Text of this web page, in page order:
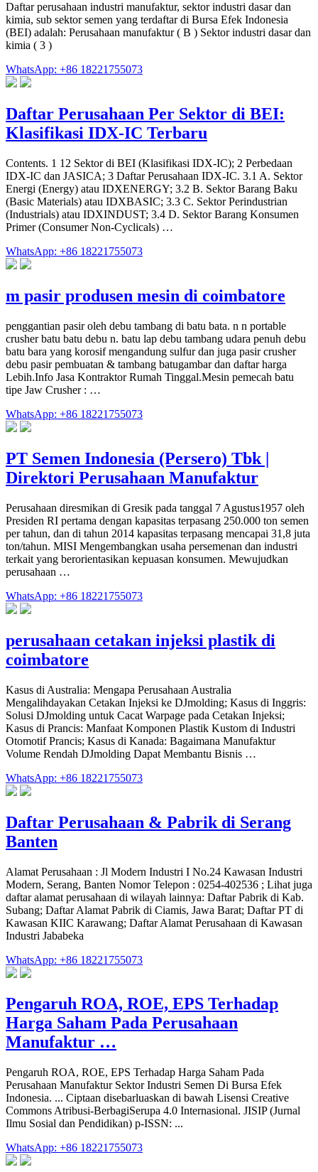
Daftar perusahaan industri manufaktur, sektor industri dasar dan
kimia, sub sektor semen yang terdaftar di Bursa Efek Indonesia
(BEI) adalah: Perusahaan manufaktur ( B ) Sektor industri dasar dan
kimia ( 3 )
WhatsApp: +86 18221755073
Daftar Perusahaan Per Sektor di BEI:
Klasifikasi IDX-IC Terbaru
Contents. 1 12 Sektor di BEI (Klasifikasi IDX-IC); 2 Perbedaan
IDX-IC dan JASICA; 3 Daftar Perusahaan IDX-IC. 3.1 A. Sektor
Energi (Energy) atau IDXENERGY; 3.2 B. Sektor Barang Baku
(Basic Materials) atau IDXBASIC; 3.3 C. Sektor Perindustrian
(Industrials) atau IDXINDUST; 3.4 D. Sektor Barang Konsumen
Primer (Consumer Non-Cyclicals) …
WhatsApp: +86 18221755073
m pasir produsen mesin di coimbatore
penggantian pasir oleh debu tambang di batu bata. n n portable
crusher batu batu debu n. batu lap debu tambang udara penuh debu
batu bara yang korosif mengandung sulfur dan juga pasir crusher
debu pasir pembuatan & tambang batugambar dan daftar harga
Lebih.Info Jasa Kontraktor Rumah Tinggal.Mesin pemecah batu
tipe Jaw Crusher : …
WhatsApp: +86 18221755073
PT Semen Indonesia (Persero) Tbk |
Direktori Perusahaan Manufaktur
Perusahaan diresmikan di Gresik pada tanggal 7 Agustus1957 oleh
Presiden RI pertama dengan kapasitas terpasang 250.000 ton semen
per tahun, dan di tahun 2014 kapasitas terpasang mencapai 31,8 juta
ton/tahun. MISI Mengembangkan usaha persemenan dan industri
terkait yang berorientasikan kepuasan konsumen. Mewujudkan
perusahaan …
WhatsApp: +86 18221755073
perusahaan cetakan injeksi plastik di
coimbatore
Kasus di Australia: Mengapa Perusahaan Australia
Mengalihdayakan Cetakan Injeksi ke DJmolding; Kasus di Inggris:
Solusi DJmolding untuk Cacat Warpage pada Cetakan Injeksi;
Kasus di Prancis: Manfaat Komponen Plastik Kustom di Industri
Otomotif Prancis; Kasus di Kanada: Bagaimana Manufaktur
Volume Rendah DJmolding Dapat Membantu Bisnis …
WhatsApp: +86 18221755073
Daftar Perusahaan & Pabrik di Serang
Banten
Alamat Perusahaan : Jl Modern Industri I No.24 Kawasan Industri
Modern, Serang, Banten Nomor Telepon : 0254-402536 ; Lihat juga
daftar alamat perusahaan di wilayah lainnya: Daftar Pabrik di Kab.
Subang; Daftar Alamat Pabrik di Ciamis, Jawa Barat; Daftar PT di
Kawasan KIIC Karawang; Daftar Alamat Perusahaan di Kawasan
Industri Jababeka
WhatsApp: +86 18221755073
Pengaruh ROA, ROE, EPS Terhadap
Harga Saham Pada Perusahaan
Manufaktur …
Pengaruh ROA, ROE, EPS Terhadap Harga Saham Pada
Perusahaan Manufaktur Sektor Industri Semen Di Bursa Efek
Indonesia. ... Ciptaan disebarluaskan di bawah Lisensi Creative
Commons Atribusi-BerbagiSerupa 4.0 Internasional. JISIP (Jurnal
Ilmu Sosial dan Pendidikan) p-ISSN: ...
WhatsApp: +86 18221755073